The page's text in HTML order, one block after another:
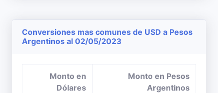
Conversiones mas comunes de USD a Pesos
Argentinos al 02/05/2023
Monto en
Dólares
Monto en Pesos
Argentinos